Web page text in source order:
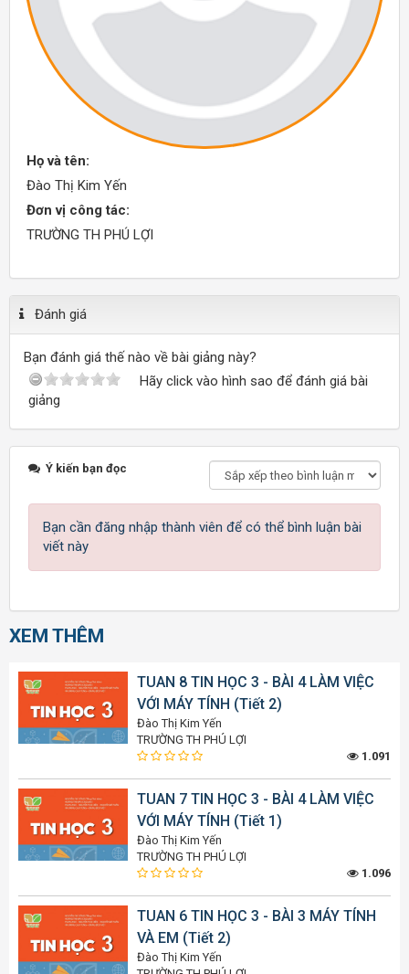
Họ và tên:
Đào Thị Kim Yến
Đơn vị công tác:
TRƯỜNG TH PHÚ LỢI
Đánh giá
Bạn đánh giá thế nào về bài giảng này?
Hãy click vào hình sao để đánh giá bài
giảng
Ý kiến bạn đọc
Bạn cần đăng nhập thành viên để có thể bình luận bài
viết này
XEM THÊM
TUAN 8 TIN HỌC 3 - BÀI 4 LÀM VIỆC
VỚI MÁY TÍNH (Tiết 2)
Đào Thị Kim Yến
TRƯỜNG TH PHÚ LỢI
1.091
TUAN 7 TIN HỌC 3 - BÀI 4 LÀM VIỆC
VỚI MÁY TÍNH (Tiết 1)
Đào Thị Kim Yến
TRƯỜNG TH PHÚ LỢI
1.096
TUAN 6 TIN HỌC 3 - BÀI 3 MÁY TÍNH
VÀ EM (Tiết 2)
Đào Thị Kim Yến